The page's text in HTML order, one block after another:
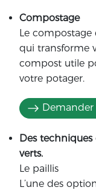
Compostage
Le compostage
qui transforme
compost utile
votre potager.
Des
verts.
Le paillis
L’une des